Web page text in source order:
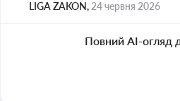
LIGA ZAKON, 24 червня 2026
Повний AI-огляд